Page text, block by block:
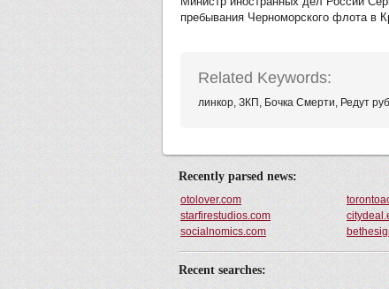
пребывания Черноморского флота в
Related Keywords:
линкор, ЗКП, Бочка Смерти, Редут
Recently parsed news:
otolover.com
starfirestudios.com
socialnomics.com
Recent searches: